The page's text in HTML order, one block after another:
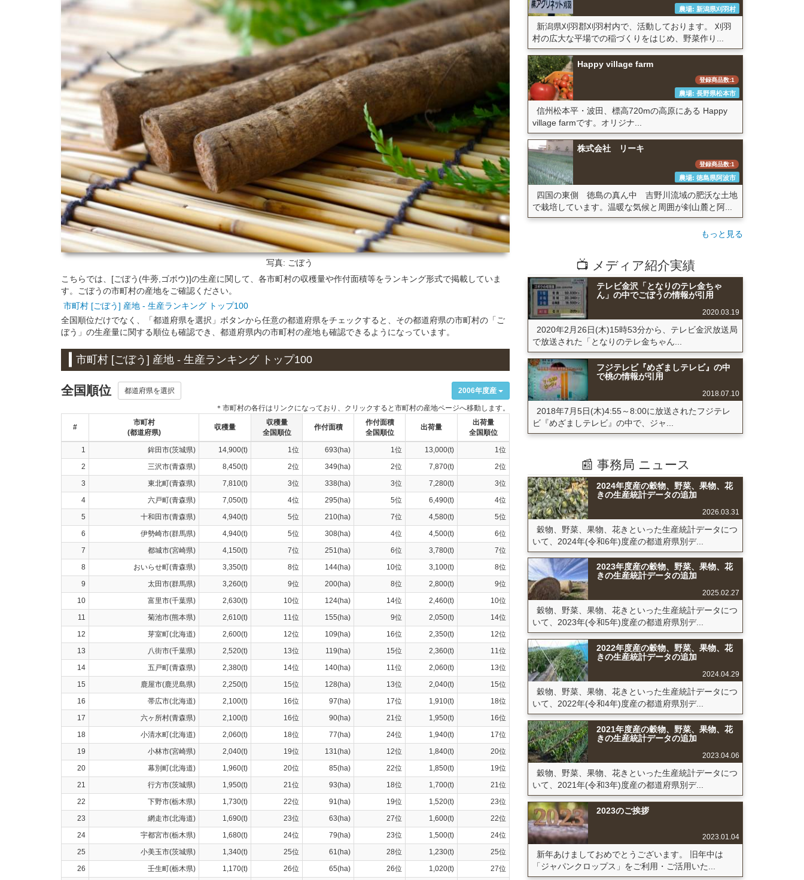
写真: ごぼう
こちらでは、[ごぼう(牛蒡,ゴボウ)]の生産に関して、各市町村の収穫量や作付面積等をランキング形式で掲載していま
す。ごぼうの市町村の産地をご確認ください。
市町村 [ごぼう] 産地 - 生産ランキング トップ100
全国順位だけでなく、「都道府県を選択」ボタンから任意の都道府県をチェックすると、その都道府県の市町村の「ご
ぼう」の生産量に関する順位も確認でき、都道府県内の市町村の産地も確認できるようになっています。
市町村 [ごぼう] 産地 - 生産ランキング トップ100
全国順位 都道府県を選択 2006年度産
＊市町村の各行はリンクになっており、クリックすると市町村の産地ページへ移動します。
#
市町村
(都道府県)
収穫量
収穫量
全国順位
作付面積
作付面積
全国順位
出荷量
出荷量
全国順位
1 鉾田市(茨城県) 14,900(t) 1位 693(ha) 1位 13,000(t)
1位
2
三沢市(青森県) 8,450(t) 2位 349(ha) 2位 7,870(t)
2位
3
東北町(青森県) 7,810(t) 3位 338(ha) 3位 7,280(t)
3位
4
六戸町(青森県) 7,050(t) 4位 295(ha) 5位 6,490(t)
4位
5
十和田市(青森県) 4,940(t) 5位 210(ha) 7位 4,580(t)
5位
6
伊勢崎市(群馬県) 4,940(t) 5位 308(ha) 4位 4,500(t)
6位
7
都城市(宮崎県) 4,150(t) 7位 251(ha) 6位 3,780(t)
7位
8
おいらせ町(青森県) 3,350(t) 8位 144(ha) 10位 3,100(t)
8位
9
太田市(群馬県) 3,260(t) 9位 200(ha) 8位 2,800(t)
9位
10
富里市(千葉県) 2,630(t) 10位 124(ha) 14位 2,460(t)
10位
11
菊池市(熊本県) 2,610(t) 11位 155(ha) 9位 2,050(t)
14位
12
芽室町(北海道) 2,600(t) 12位 109(ha) 16位 2,350(t)
12位
13
八街市(千葉県) 2,520(t) 13位 119(ha) 15位 2,360(t)
11位
14
五戸町(青森県) 2,380(t) 14位 140(ha) 11位 2,060(t)
13位
15
鹿屋市(鹿児島県) 2,250(t) 15位 128(ha) 13位 2,040(t)
15位
16
帯広市(北海道) 2,100(t) 16位 97(ha) 17位 1,910(t)
18位
17
六ヶ所村(青森県) 2,100(t) 16位 90(ha) 21位 1,950(t)
16位
18
小清水町(北海道) 2,060(t) 18位 77(ha) 24位 1,940(t)
17位
19
小林市(宮崎県) 2,040(t) 19位 131(ha) 12位 1,840(t)
20位
20
幕別町(北海道) 1,960(t) 20位 85(ha) 22位 1,850(t)
19位
21
行方市(茨城県) 1,950(t) 21位 93(ha) 18位 1,700(t)
21位
22
下野市(栃木県) 1,730(t) 22位 91(ha) 19位 1,520(t)
23位
23
網走市(北海道) 1,690(t) 23位 63(ha) 27位 1,600(t)
22位
24
宇都宮市(栃木県) 1,680(t) 24位 79(ha) 23位 1,500(t)
24位
25
小美玉市(茨城県) 1,340(t) 25位 61(ha) 28位 1,230(t)
25位
26
壬生町(栃木県) 1,170(t) 26位 65(ha) 26位 1,020(t)
27位
農場: 新潟県刈羽村
新潟県刈羽郡刈羽村内で、活動しております。 刈羽
村の広大な平場での稲づくりをはじめ、野菜作り...
Happy village farm
登録商品数:1
農場: 長野県松本市
信州松本平・波田、標高720mの高原にある Happy
village farmです。オリジナ...
株式会社 リーキ
登録商品数:1
農場: 徳島県阿波市
四国の東側 徳島の真ん中 吉野川流域の肥沃な土地
で栽培しています。温暖な気候と周囲が剣山麓と阿...
もっと見る
📺 メディア紹介実績
テレビ金沢「となりのテレ金ちゃ
ん」の中でごぼうの情報が引用
2020.03.19
2020年2月26日(木)15時53分から、テレビ金沢放送局
で放送された「となりのテレ金ちゃん...
フジテレビ『めざましテレビ』の中
で桃の情報が引用
2018.07.10
2018年7月5日(木)4:55～8:00に放送されたフジテレ
ビ『めざましテレビ』の中で、ジャ...
📰 事務局 ニュース
2024年度産の穀物、野菜、果物、花
きの生産統計データの追加
2026.03.31
穀物、野菜、果物、花きといった生産統計データにつ
いて、2024年(令和6年)度産の都道府県別デ...
2023年度産の穀物、野菜、果物、花
きの生産統計データの追加
2025.02.27
穀物、野菜、果物、花きといった生産統計データにつ
いて、2023年(令和5年)度産の都道府県別デ...
2022年度産の穀物、野菜、果物、花
きの生産統計データの追加
2024.04.29
穀物、野菜、果物、花きといった生産統計データにつ
いて、2022年(令和4年)度産の都道府県別デ...
2021年度産の穀物、野菜、果物、花
きの生産統計データの追加
2023.04.06
穀物、野菜、果物、花きといった生産統計データにつ
いて、2021年(令和3年)度産の都道府県別デ...
2023のご挨拶
2023.01.04
新年あけましておめでとうございます。 旧年中は
「ジャパンクロップス」をご利用・ご活用いた...